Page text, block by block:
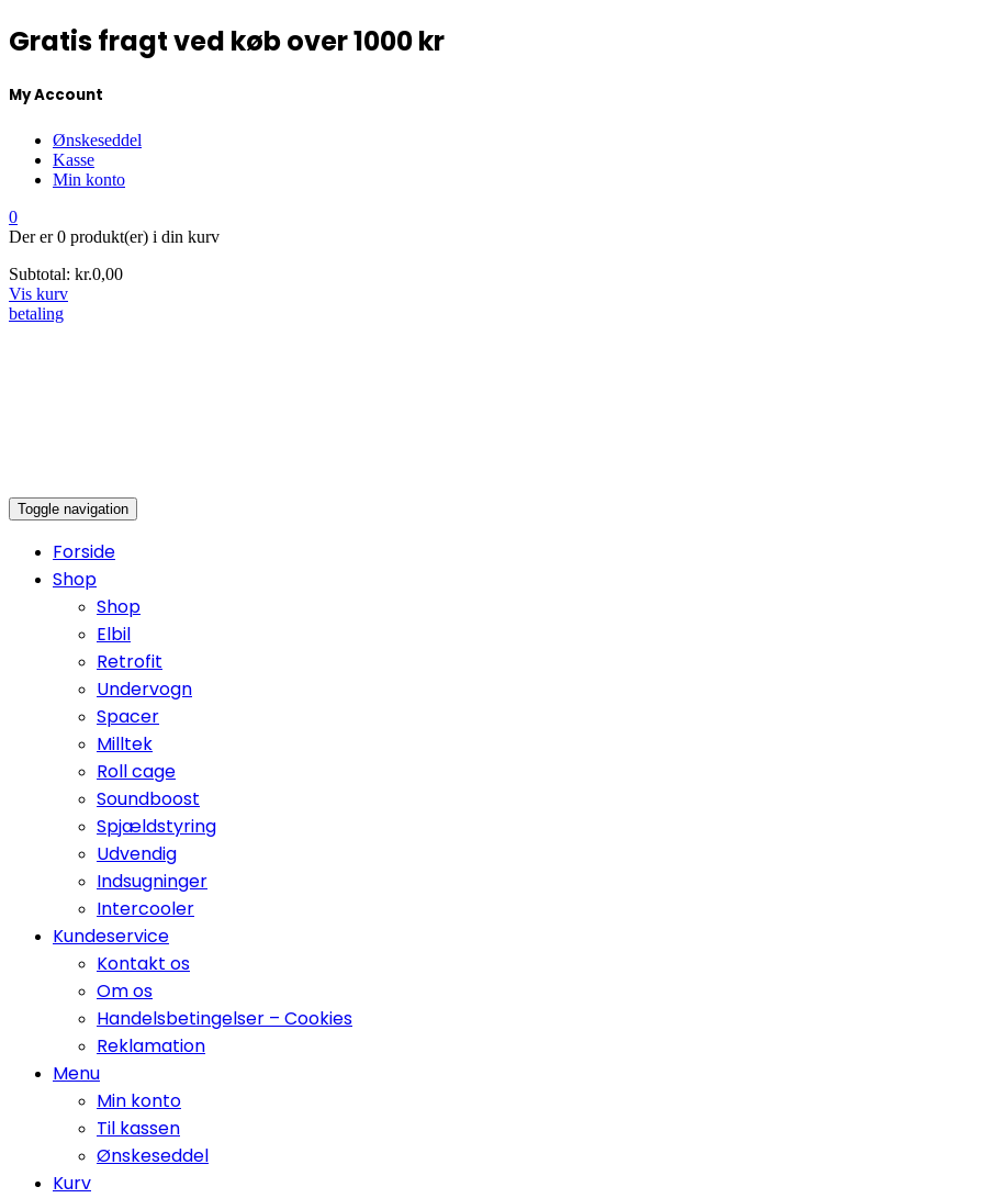
Gratis fragt ved køb over 1000 kr
My Account
Ønskeseddel
Kasse
Min konto
0
Der er0 produkt(er) i din kurv
Subtotal: kr.0,00
Vis kurv
betaling
Toggle navigation
Forside
Shop
Shop
Elbil
Retrofit
Undervogn
Spacer
Milltek
Roll cage
Soundboost
Spjældstyring
Udvendig
Indsugninger
Intercooler
Kundeservice
Kontakt os
Om os
Handelsbetingelser – Cookies
Reklamation
Menu
Min konto
Til kassen
Ønskeseddel
Kurv